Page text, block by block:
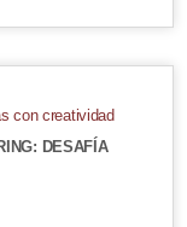
DESAFÍA